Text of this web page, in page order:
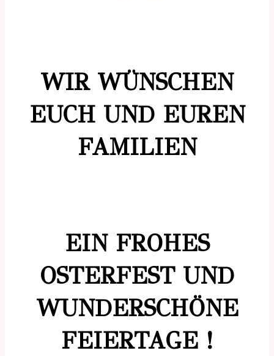
WIR WÜNSCHEN
EUCH UND EUREN
FAMILIEN
EIN FROHES
OSTERFEST UND
WUNDERSCHÖNE
FEIERTAGE !